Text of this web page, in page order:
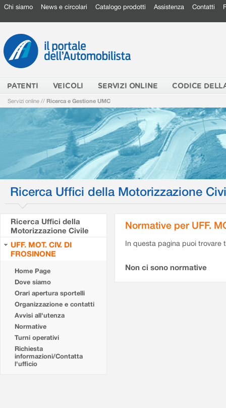
Chi siamo News e circolari Catalogo prodotti Assistenza Contatti
PATENTI VEICOLI SERVIZI ONLINE CODICE
Servizi online // Ricerca e Gestione UMC
Ricerca Uffici della Motorizzazione
Ricerca Uffici della
Motorizzazione Civile
UFF. MOT. CIV. DI
FROSINONE
Home Page
Dove siamo
Orari apertura sportelli
Organizzazione e contatti
Avvisi all'utenza
Normative
Turni operativi
Richiesta
informazioni/Contatta
l'ufficio
Normative per UFF.
In questa pagina puoi
Non ci sono normative